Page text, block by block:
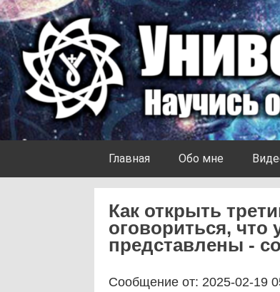
Университет Ноосферы
Главная Обо мне
Как открыть
оговориться, что
представлены -
Сообщение от: 2025-02-19